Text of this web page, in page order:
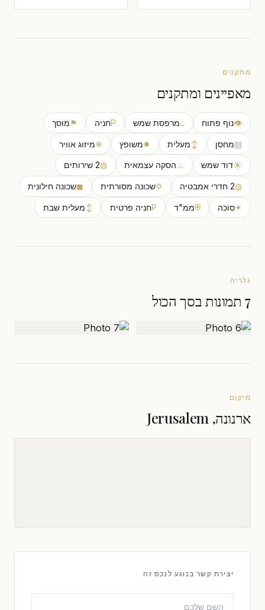
מתקנים
מאפיינים ומתקנים
👁נוף פתוח ⌂מרפסת שמש Pחניה ⚑מוסך
▤מחסן ↕מעלית ✹משופץ ❄מיזוג אוויר
☀דוד שמש ♨הסקה עצמאית ◍2 שירותים
◍2 חדרי אמבטיה ✡שכונה מסורתית ◼שכונה חילונית
✦סוכה ⛨ממ"ד Pחניה פרטית ↕מעלית שבת
גלריה
7 תמונות בסך הכול
מיקום
ארנונה, Jerusalem
יצירת קשר בנוגע לנכס זה